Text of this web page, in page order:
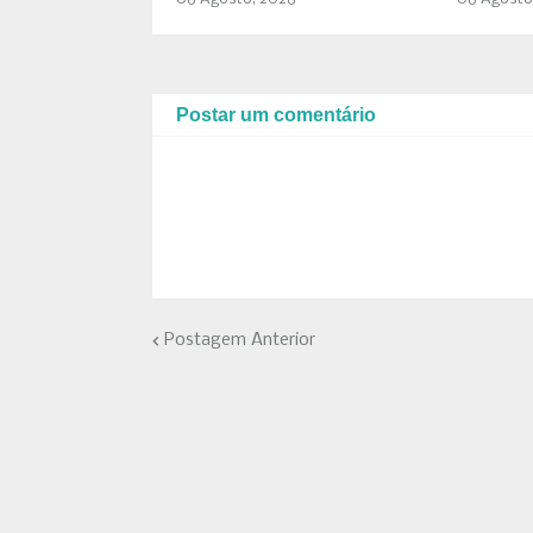
Postar um comentário
Postagem Anterior